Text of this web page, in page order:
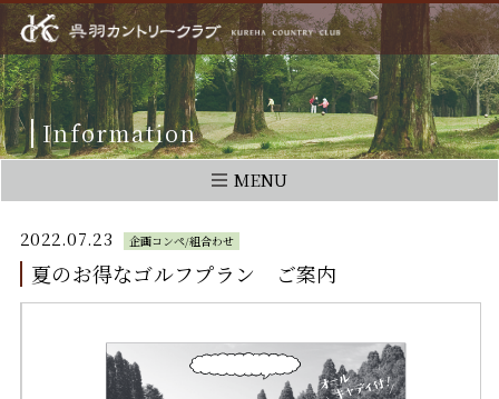
Information
MENU
2022.07.23 企画コンペ/組合わせ
夏のお得なゴルフプラン ご案内